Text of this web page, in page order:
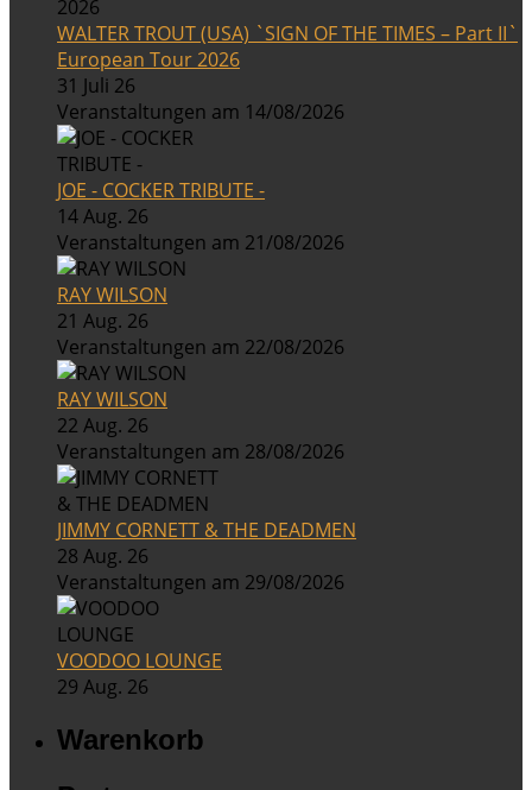
WALTER TROUT (USA) `SIGN OF THE TIMES – Part II`
European Tour 2026
31 Juli 26
Veranstaltungen am 14/08/2026
JOE - COCKER TRIBUTE -
14 Aug. 26
Veranstaltungen am 21/08/2026
RAY WILSON
21 Aug. 26
Veranstaltungen am 22/08/2026
RAY WILSON
22 Aug. 26
Veranstaltungen am 28/08/2026
JIMMY CORNETT & THE DEADMEN
28 Aug. 26
Veranstaltungen am 29/08/2026
VOODOO LOUNGE
29 Aug. 26
Warenkorb